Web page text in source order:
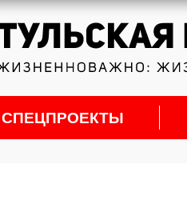
СПЕЦПРОЕКТЫ